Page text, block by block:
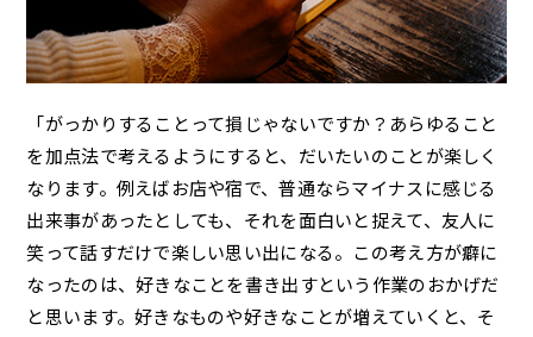
「がっかりすることって損じゃないですか？あらゆること
を加点法で考えるようにすると、だいたいのことが楽しく
なります。例えばお店や宿で、普通ならマイナスに感じる
出来事があったとしても、それを面白いと捉えて、友人に
笑って話すだけで楽しい思い出になる。この考え方が癖に
なったのは、好きなことを書き出すという作業のおかげだ
と思います。好きなものや好きなことが増えていくと、そ